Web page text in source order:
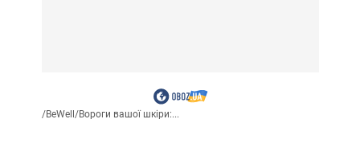
/BeWell/Вороги вашої шкіри:...